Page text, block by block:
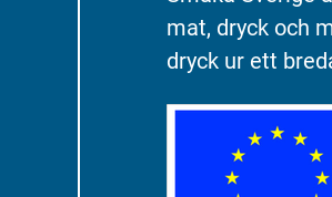
mat, dryck och
dryck ur ett